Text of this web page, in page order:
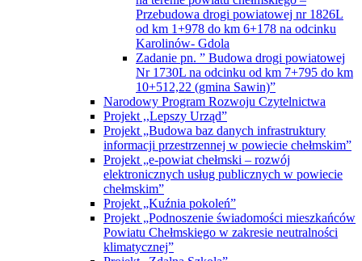
informacji przestrzennej w powiecie chełmskim”
Projekt „e-powiat chełmski – rozwój
elektronicznych usług publicznych w powiecie
chełmskim”
Projekt „Kuźnia pokoleń”
Projekt „Podnoszenie świadomości mieszkańców
Powiatu Chełmskiego w zakresie neutralności
klimatycznej”
Projekt „Zdalna Szkoła”
Projekty drogowe
Projekty drogowe w ramach PROW 2014 –
2020
PROW – Scalenia gruntów
Obiekt ANUSIN, STASIN DOLNY,
gmina Siedliszcze
Obiekt BUKOWA WIELKA cz.I,
BUKOWA WIELKA cz.II i ŚREDNI
ŁAN, gmina Sawin